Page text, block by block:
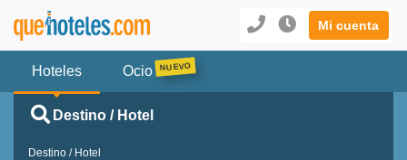
Mi cuenta
Hoteles Ocio
Destino / Hotel
Destino / Hotel